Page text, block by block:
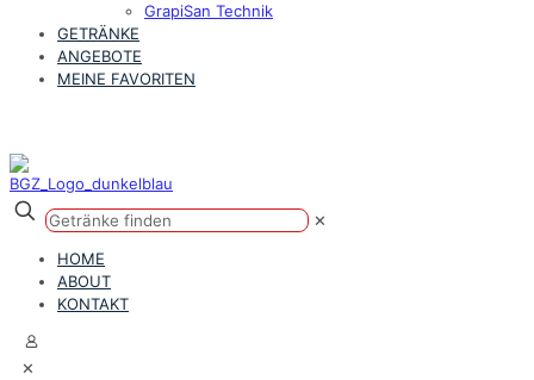
GrapiSan Technik
GETRÄNKE
ANGEBOTE
MEINE FAVORITEN
✕
HOME
ABOUT
KONTAKT
✕